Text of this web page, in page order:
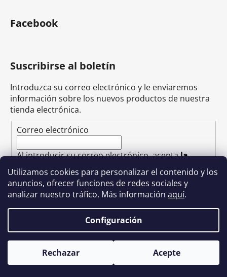
Utilizamos cookies para personalizar el contenido y los
anuncios, ofrecer funciones de redes sociales y
analizar nuestro tráfico. Más información aquí.
Configuración
Rechazar Acepte
Facebook
Suscribirse al boletín
Introduzca su correo electrónico y le enviaremos
información sobre los nuevos productos de nuestra
tienda electrónica.
Correo electrónico
Al introducir su correo electrónico, aceptala
política de privacidad
SUSCRÍBASE A
Creado por Shoptet
Copyright 2026GreenGuru.cz
. Todos los derechos
reservados.Editar la configuración de las cookies